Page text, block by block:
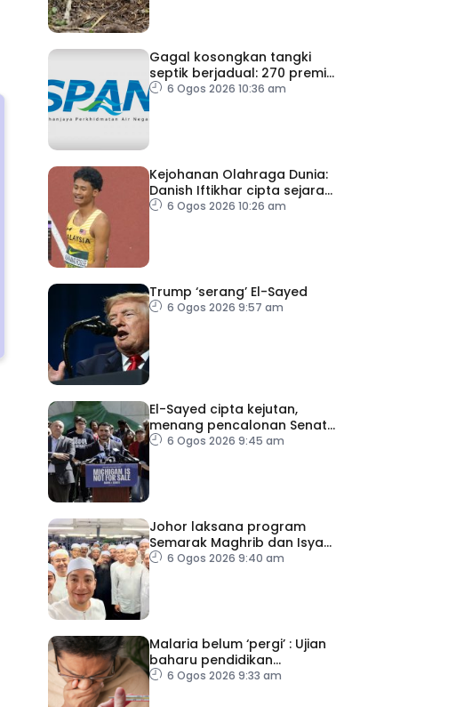
Gagal kosongkan tangki
septik berjadual: 270 premis
dikenakan notis pematuhan
6 Ogos 2026 10:36 am
Kejohanan Olahraga Dunia:
Danish Iftikhar cipta sejarah
mara ke final 100m
6 Ogos 2026 10:26 am
Trump ‘serang’ El-Sayed
6 Ogos 2026 9:57 am
El-Sayed cipta kejutan,
menang pencalonan Senat
AS di Michigan
6 Ogos 2026 9:45 am
Johor laksana program
Semarak Maghrib dan Isyak
perkasa solat berjemaah
6 Ogos 2026 9:40 am
Malaria belum ‘pergi’ : Ujian
baharu pendidikan
perubatan dan sistem
6 Ogos 2026 9:33 am